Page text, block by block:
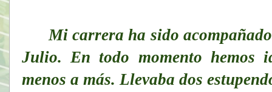
Mi carrera ha sido acompañado
Julio. En todo momento hemos
menos a más. Llevaba dos